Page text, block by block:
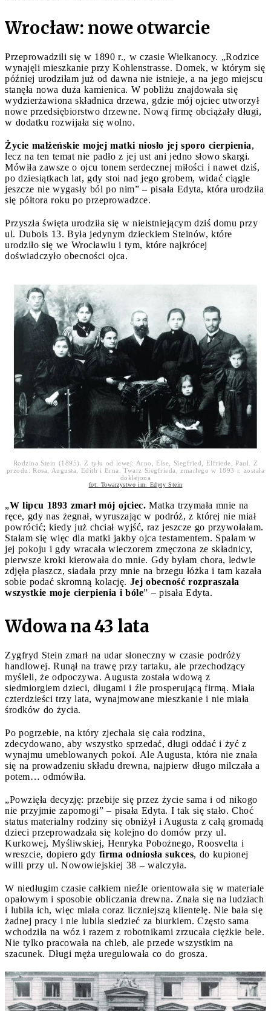
Wrocław: nowe otwarcie
Przeprowadzili się w 1890 r., w czasie Wielkanocy. „Rodzice
wynajęli mieszkanie przy Kohlenstrasse. Domek, w którym się
później urodziłam już od dawna nie istnieje, a na jego miejscu
stanęła nowa duża kamienica. W pobliżu znajdowała się
wydzierżawiona składnica drzewa, gdzie mój ojciec utworzył
nowe przedsiębiorstwo drzewne. Nową firmę obciążały długi,
w dodatku rozwijała się wolno.
Życie małżeńskie mojej matki niosło jej sporo cierpienia,
lecz na ten temat nie padło z jej ust ani jedno słowo skargi.
Mówiła zawsze o ojcu tonem serdecznej miłości i nawet dziś,
po dziesiątkach lat, gdy stoi nad jego grobem, widać ciągle
jeszcze nie wygasły ból po nim” – pisała Edyta, która urodziła
się półtora roku po przeprowadzce.
Przyszła święta urodziła się w nieistniejącym dziś domu przy
ul. Dubois 13. Była jedynym dzieckiem Steinów, które
urodziło się we Wrocławiu i tym, które najkrócej
doświadczyło obecności ojca.
Rodzina Stein (1895). Z tyłu od lewej: Arno, Else, Siegfried, Elfriede, Paul. Z
przodu: Rosa, Augusta, Edith i Erna. Twarz Siegfrieda, zmarłego w 1893 r. została
doklejona
fot. Towarzystwo im. Edyty Stein
„W lipcu 1893 zmarł mój ojciec. Matka trzymała mnie na
ręce, gdy nas żegnał, wyruszając w podróż, z której nie miał
powrócić; kiedy już chciał wyjść, raz jeszcze go przywołałam.
Stałam się więc dla matki jakby ojca testamentem. Spałam w
jej pokoju i gdy wracała wieczorem zmęczona ze składnicy,
pierwsze kroki kierowała do mnie. Gdy byłam chora, ledwie
zdjęła płaszcz, siadała przy mnie na brzegu łóżka i tam kazała
sobie podać skromną kolację. Jej obecność rozpraszała
wszystkie moje cierpienia i bóle” – pisała Edyta.
Wdowa na 43 lata
Zygfryd Stein zmarł na udar słoneczny w czasie podróży
handlowej. Runął na trawę przy tartaku, ale przechodzący
myśleli, że odpoczywa. Augusta została wdową z
siedmiorgiem dzieci, długami i źle prosperującą firmą. Miała
czterdzieści trzy lata, wynajmowane mieszkanie i nie miała
środków do życia.
Po pogrzebie, na który zjechała się cała rodzina,
zdecydowano, aby wszystko sprzedać, długi oddać i żyć z
wynajmu umeblowanych pokoi. Ale Augusta, która nie znała
się na prowadzeniu składu drewna, najpierw długo milczała a
potem… odmówiła.
„Powzięła decyzję: przebije się przez życie sama i od nikogo
nie przyjmie zapomogi” – pisała Edyta. I tak się stało. Choć
status materialny rodziny się obniżył i Augusta z całą gromadą
dzieci przeprowadzała się kolejno do domów przy ul.
Kurkowej, Myśliwskiej, Henryka Pobożnego, Roosvelta i
wreszcie, dopiero gdy firma odniosła sukces, do kupionej
willi przy ul. Nowowiejskiej 38 – walczyła.
W niedługim czasie całkiem nieźle orientowała się w materiale
opałowym i sposobie obliczania drewna. Znała się na ludziach
i lubiła ich, więc miała coraz liczniejszą klientelę. Nie bała się
żadnej pracy i nie lubiła siedzieć za biurkiem. Często sama
wchodziła na wóz i razem z robotnikami zrzucała ciężkie bele.
Nie tylko pracowała na chleb, ale przede wszystkim na
szacunek. Długi męża uregulowała co do grosza.